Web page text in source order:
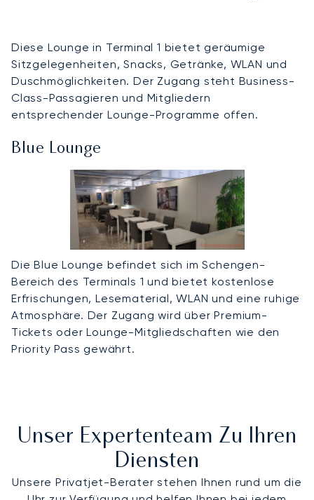
Diese Lounge in Terminal 1 bietet geräumige
Sitzgelegenheiten, Snacks, Getränke, WLAN und
Duschmöglichkeiten. Der Zugang steht Business-
Class-Passagieren und Mitgliedern
entsprechender Lounge-Programme offen.
Blue Lounge
Die Blue Lounge befindet sich im Schengen-
Bereich des Terminals 1 und bietet kostenlose
Erfrischungen, Lesematerial, WLAN und eine ruhige
Atmosphäre. Der Zugang wird über Premium-
Tickets oder Lounge-Mitgliedschaften wie den
Priority Pass gewährt.
Unser Expertenteam Zu Ihren
Diensten
Unsere Privatjet-Berater stehen Ihnen rund um die